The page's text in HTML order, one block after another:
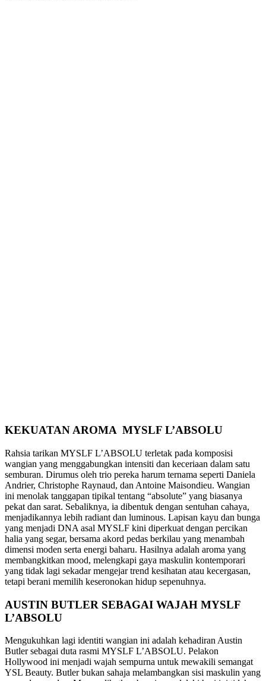
KEKUATAN AROMA MYSLF L’ABSOLU
Rahsia tarikan MYSLF L’ABSOLU terletak pada komposisi
wangian yang menggabungkan intensiti dan keceriaan dalam satu
semburan. Dirumus oleh trio pereka harum ternama seperti Daniela
Andrier, Christophe Raynaud, dan Antoine Maisondieu. Wangian
ini menolak tanggapan tipikal tentang “absolute” yang biasanya
pekat dan sarat. Sebaliknya, ia dibentuk dengan sentuhan cahaya,
menjadikannya lebih radiant dan luminous. Lapisan kayu dan bunga
yang menjadi DNA asal MYSLF kini diperkuat dengan percikan
halia yang segar, bersama akord pedas berkilau yang menambah
dimensi moden serta energi baharu. Hasilnya adalah aroma yang
membangkitkan mood, melengkapi gaya maskulin kontemporari
yang tidak lagi sekadar mengejar trend kesihatan atau kecergasan,
tetapi berani memilih keseronokan hidup sepenuhnya.
AUSTIN BUTLER SEBAGAI WAJAH MYSLF
L’ABSOLU
Mengukuhkan lagi identiti wangian ini adalah kehadiran Austin
Butler sebagai duta rasmi MYSLF L’ABSOLU. Pelakon
Hollywood ini menjadi wajah sempurna untuk mewakili semangat
YSL Beauty. Butler bukan sahaja melambangkan sisi maskulin yang